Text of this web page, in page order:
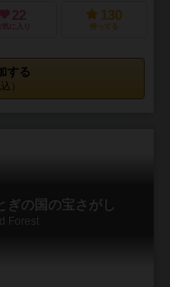
22
気に入り
130
持ってる
する
）
ぎの国の宝さがし
Forest